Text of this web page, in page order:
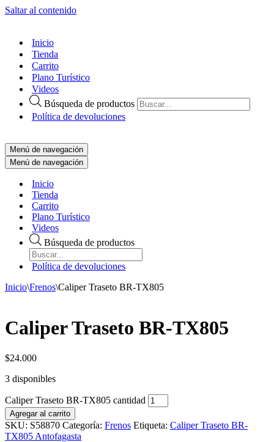
Saltar al contenido
Inicio
Tienda
Carrito
Plano Turístico
Videos
Búsqueda de productos
Política de devoluciones
Menú de navegación
Menú de navegación
Inicio
Tienda
Carrito
Plano Turístico
Videos
Búsqueda de productos
Política de devoluciones
Inicio\Frenos\Caliper Traseto BR-TX805
Caliper Traseto BR-TX805
$24.000
3 disponibles
Caliper Traseto BR-TX805 cantidad
Agregar al carrito
SKU: S58870 Categoría: Frenos Etiqueta: Caliper Traseto BR-
TX805 Antofagasta